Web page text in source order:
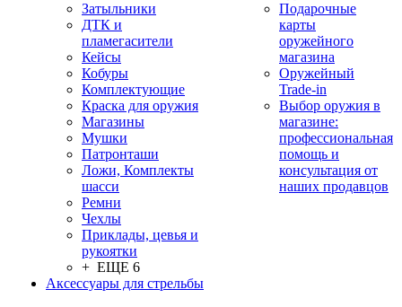
Затыльники
ДТК и
пламегасители
Кейсы
Кобуры
Комплектующие
Краска для оружия
Магазины
Мушки
Патронташи
Ложи, Комплекты
шасси
Ремни
Чехлы
Приклады, цевья и
рукоятки
+ ЕЩЕ 6
Аксессуары для стрельбы
Подарочные
карты
оружейного
магазина
Оружейный
Trade-in
Выбор оружия в
магазине:
профессиональная
помощь и
консультация от
наших продавцов